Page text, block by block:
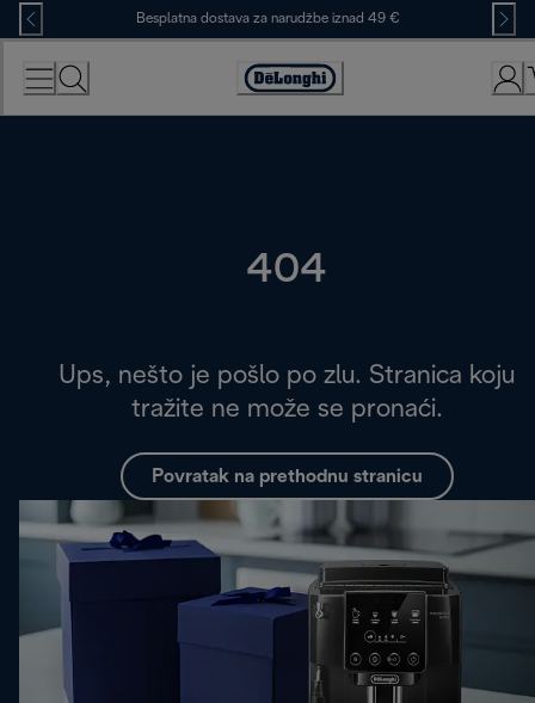
Skip
to
Content
Besplatna dostava za narudžbe iznad 49 €
Accessibility
Statement
404
Ups, nešto je pošlo po zlu. Stranica koju
tražite ne može se pronaći.
Povratak na prethodnu stranicu